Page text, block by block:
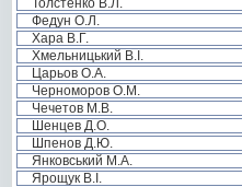
Толстенко В.Л.
Федун О.Л.
Хара В.Г.
Хмельницький В.І.
Царьов О.А.
Черноморов О.М.
Чечетов М.В.
Шенцев Д.О.
Шпенов Д.Ю.
Янковський М.А.
Ярощук В.І.